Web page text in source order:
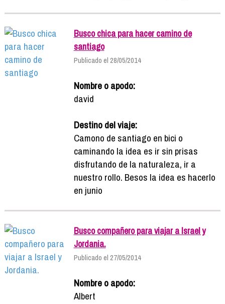
Busco chica para hacer camino de
santiago
Publicado el 28/05/2014
Nombre o apodo:
david
Destino del viaje:
Camono de santiago en bici o
caminando la idea es ir sin prisas
disfrutando de la naturaleza, ir a
nuestro rollo. Besos la idea es hacerlo
en junio
Busco compañero para viajar a Israel y
Jordania.
Publicado el 27/05/2014
Nombre o apodo:
Albert